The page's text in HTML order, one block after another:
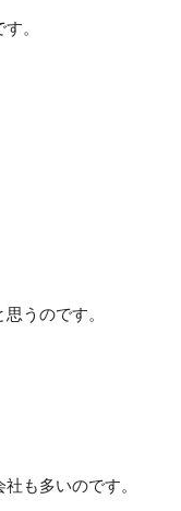
。
うのです。
も多いのです。